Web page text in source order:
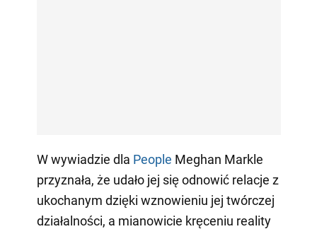
W wywiadzie dla People Meghan Markle
przyznała, że udało jej się odnowić relacje z
ukochanym dzięki wznowieniu jej twórczej
działalności, a mianowicie kręceniu reality